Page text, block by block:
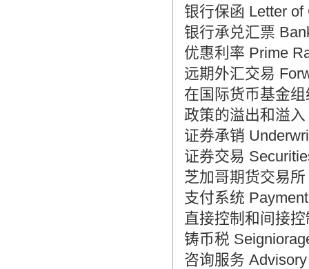
银行保函 Letter of
银行承兑汇票
优惠利率 Prime
远期外汇交易
在国际货币基金
政策的溢出和溢
证券承销
证券交易
芝加哥期货交易
支付系统
直接控制和间接
铸币税
咨询服务